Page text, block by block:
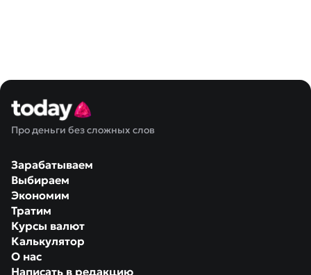
Про деньги без сложных слов
Зарабатываем
Выбираем
Экономим
Тратим
Курсы валют
Калькулятор
О нас
Написать в редакцию